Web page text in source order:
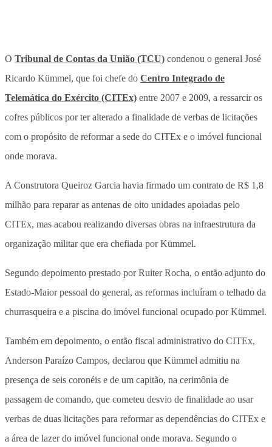
O Tribunal de Contas da União (TCU) condenou o general José
Ricardo Kümmel, que foi chefe do Centro Integrado de
Telemática do Exército (CITEx) entre 2007 e 2009, a ressarcir os
cofres públicos por ter alterado a finalidade de verbas de licitações
com o propósito de reformar a sede do CITEx e o imóvel funcional
onde morava.
A Construtora Queiroz Garcia havia firmado um contrato de R$ 1,8
milhão para reparar as antenas de oito unidades apoiadas pelo
CITEx, mas acabou realizando diversas obras na infraestrutura da
organização militar que era chefiada por Kümmel.
Segundo depoimento prestado por Ruiter Rocha, o então adjunto do
Estado-Maior pessoal do general, as reformas incluíram o telhado da
churrasqueira e a piscina do imóvel funcional ocupado por Kümmel.
Também em depoimento, o então fiscal administrativo do CITEx,
Anderson Paraízo Campos, declarou que Kümmel admitiu na
presença de seis coronéis e de um capitão, na cerimônia de
passagem de comando, que cometeu desvio de finalidade ao usar
verbas de duas licitações para reformar as dependências do CITEx e
a área de lazer do imóvel funcional onde morava. Segundo o